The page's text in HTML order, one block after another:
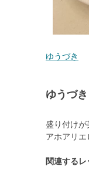
ゆうづき
ゆうづ
盛り付け
アホアリ
関連するレ